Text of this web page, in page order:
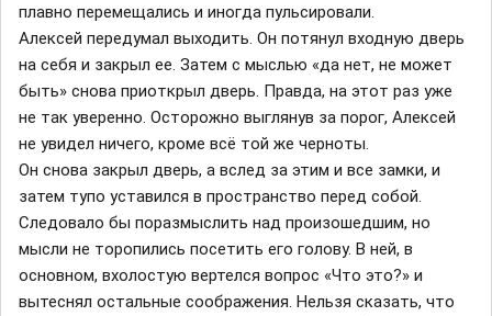
плавно перемещались и иногда пульсировали.
Алексей передумал выходить. Он потянул входную дверь
на себя и закрыл ее. Затем с мыслью «да нет, не может
быть» снова приоткрыл дверь. Правда, на этот раз уже
не так уверенно. Осторожно выглянув за порог, Алексей
не увидел ничего, кроме всё той же черноты.
Он снова закрыл дверь, а вслед за этим и все замки, и
затем тупо уставился в пространство перед собой.
Следовало бы поразмыслить над произошедшим, но
мысли не торопились посетить его голову. В ней, в
основном, вхолостую вертелся вопрос «Что это?» и
вытеснял остальные соображения. Нельзя сказать, что